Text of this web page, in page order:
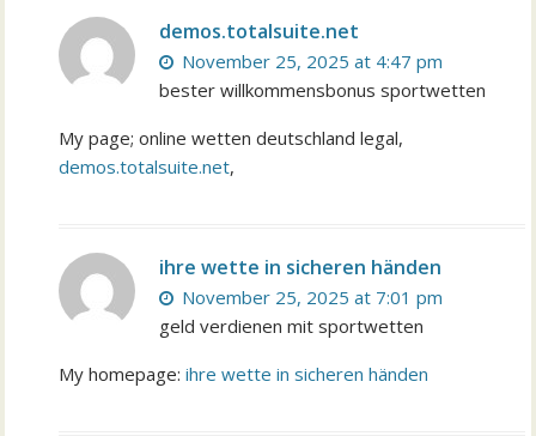
demos.totalsuite.net
November 25, 2025 at 4:47 pm
bester willkommensbonus sportwetten
My page; online wetten deutschland legal,
demos.totalsuite.net,
ihre wette in sicheren händen
November 25, 2025 at 7:01 pm
geld verdienen mit sportwetten
My homepage:ihre wette in sicheren händen